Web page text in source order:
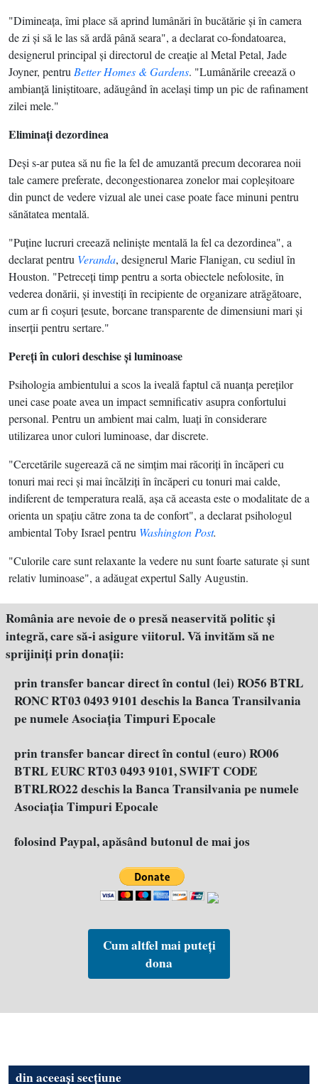
"Dimineaţa, îmi place să aprind lumânări în bucătărie şi în camera
de zi şi să le las să ardă până seara", a declarat co-fondatoarea,
designerul principal şi directorul de creaţie al Metal Petal, Jade
Joyner, pentru Better Homes & Gardens. "Lumânările creează o
ambianţă liniştitoare, adăugând în acelaşi timp un pic de rafinament
zilei mele."
Eliminaţi dezordinea
Deşi s-ar putea să nu fie la fel de amuzantă precum decorarea noii
tale camere preferate, decongestionarea zonelor mai copleşitoare
din punct de vedere vizual ale unei case poate face minuni pentru
sănătatea mentală.
"Puţine lucruri creează nelinişte mentală la fel ca dezordinea", a
declarat pentru Veranda, designerul Marie Flanigan, cu sediul în
Houston. "Petreceţi timp pentru a sorta obiectele nefolosite, în
vederea donării, şi investiţi în recipiente de organizare atrăgătoare,
cum ar fi coşuri ţesute, borcane transparente de dimensiuni mari şi
inserţii pentru sertare."
Pereţi în culori deschise şi luminoase
Psihologia ambientului a scos la iveală faptul că nuanţa pereţilor
unei case poate avea un impact semnificativ asupra confortului
personal. Pentru un ambient mai calm, luaţi în considerare
utilizarea unor culori luminoase, dar discrete.
"Cercetările sugerează că ne simţim mai răcoriţi în încăperi cu
tonuri mai reci şi mai încălziţi în încăperi cu tonuri mai calde,
indiferent de temperatura reală, aşa că aceasta este o modalitate de a
orienta un spaţiu către zona ta de confort", a declarat psihologul
ambiental Toby Israel pentru Washington Post.
"Culorile care sunt relaxante la vedere nu sunt foarte saturate şi sunt
relativ luminoase", a adăugat expertul Sally Augustin.
România are nevoie de o presă neaservită politic şi
integră, care să-i asigure viitorul. Vă invităm să ne
sprijiniţi prin donaţii:
prin transfer bancar direct în contul (lei) RO56 BTRL
RONC RT03 0493 9101 deschis la Banca Transilvania
pe numele Asociația Timpuri Epocale
prin transfer bancar direct în contul (euro) RO06
BTRL EURC RT03 0493 9101, SWIFT CODE
BTRLRO22 deschis la Banca Transilvania pe numele
Asociația Timpuri Epocale
folosind Paypal, apăsând butonul de mai jos
Cum altfel mai puteți
dona
din aceeași secțiune